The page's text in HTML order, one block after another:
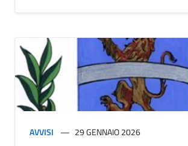
AVVISI 29 GENNAIO 2026